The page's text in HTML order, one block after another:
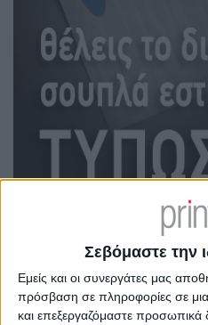
Σεβόμαστε την
Εμείς και οι συνεργάτες μας
πρόσβαση σε πληροφορίες σε
και επεξεργαζόμαστε